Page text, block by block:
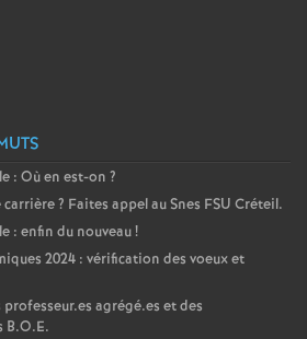
: Où en est-on ?
carrière? Faites appel au Snes FSU Créteil.
: enfin du nouveau!
2024 : vérification des voeux et
agrégé.es et des
B.O.E.